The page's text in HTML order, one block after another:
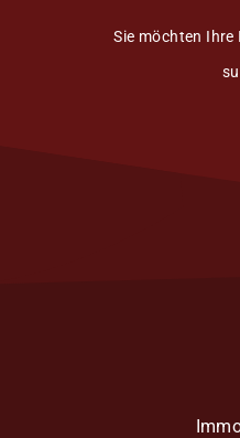
Sie möchten Ihre